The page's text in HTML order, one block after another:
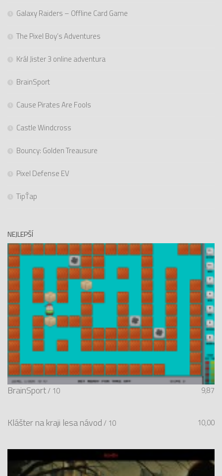
Galaxy Raiders – Offline Card Game
The Pixel Boy’s Adventures
Král Jister 3 online adventura
BrainSport
Cause Pirates Are Fools
Castle Windcross
Bouncy: Golden Treausure
Pixel Defense EV
TipŤap
NEJLEPŠÍ
BrainSport 9,87
/ 10
Klášter na kraji lesa návod 10,00
/ 10